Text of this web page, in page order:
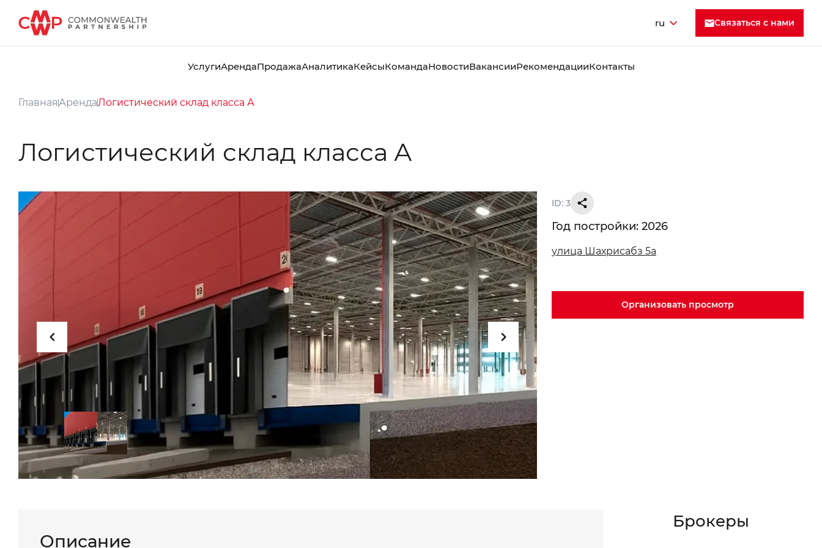
ru Cвязаться с нами
УслугиАрендаПродажаАналитикаКейсыКомандаНовостиВакансииРекомендацииКонтакты
ГлавнаяАрендаЛогистический склад класса А
Логистический склад класса А
ID: 3
Год постройки: 2026
улица Шахрисабз 5а
Организовать просмотр
Описание
Брокеры